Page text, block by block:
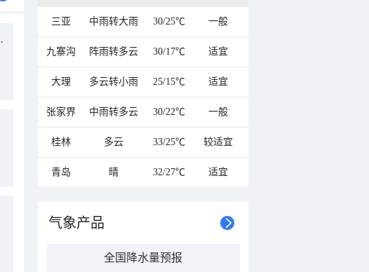
地可超38℃
三亚 中雨转大雨 30/25℃ 一般
九寨沟 阵雨转多云 30/17℃ 适宜
大理 多云转小雨 25/15℃ 适宜
张家界 中雨转多云 30/22℃ 一般
桂林 多云 33/25℃ 较适宜
青岛 晴 32/27℃ 适宜
气象产品
全国降水量预报